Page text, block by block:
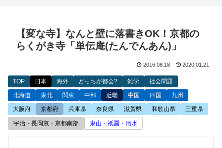
【変な寺】なんと壁に落書きOK！京都の
らくがき寺「単伝庵(たんでんあん)」
2016.08.18 2020.01.21
TOP 日本 海外 どっちが都会? 雑学 社会問題
北海道 東北 関東 中部 近畿 中国 四国 九州
大阪府 京都府 兵庫県 奈良県 滋賀県 和歌山県 三重県
宇治・長岡京・京都南部 東山・祇園・清水